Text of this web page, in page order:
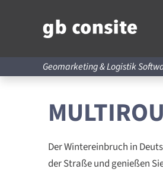
Geomarketing & Logistik
Der Wintereinbruch in
der Straße und genießen